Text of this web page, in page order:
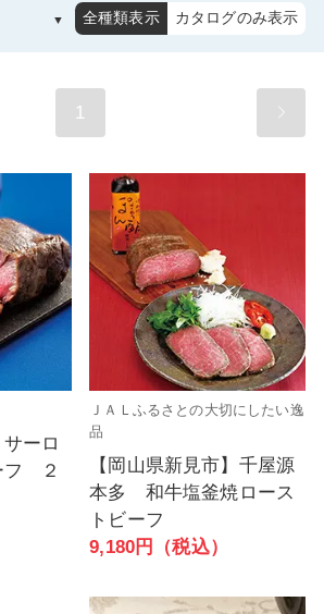
全種類表示 カタログのみ表示
1
ーロ
フ ２
ＪＡＬふるさとの大切にしたい逸
品
【岡山県新見市】千屋源
本多 和牛塩釜焼ロース
トビーフ
9,180円（税込）